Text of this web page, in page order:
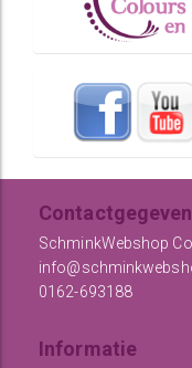
SchminkWebshop
0162-693188
Informatie